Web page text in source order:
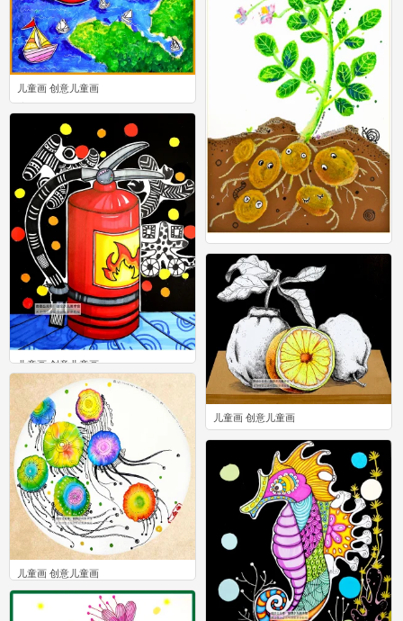
儿童画 创意儿童画
0
儿童画 创意儿童画
0
儿童画 创意儿童画
1
儿童画 创意儿童画
0
儿童画 创意儿童画